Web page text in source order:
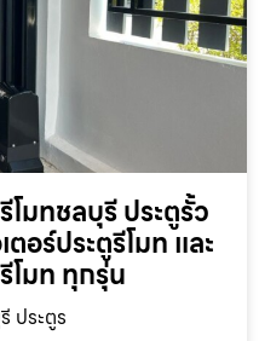
โมทชลบุรี ประตูรั้ว
อร์ประตูรีโมท และ
โมท ทุกรุ่น
ประตูร